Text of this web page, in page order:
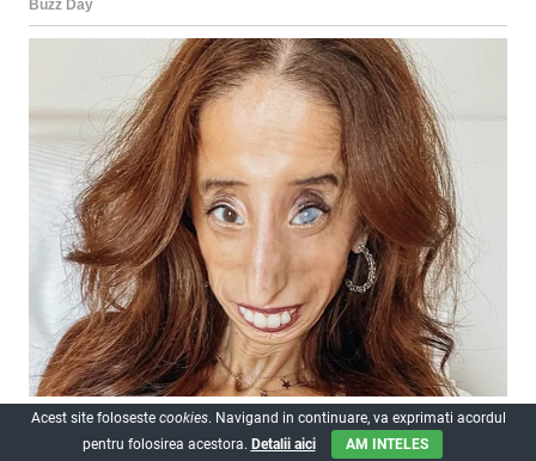
Acest site foloseste cookies. Navigand in continuare, va exprimati acordul
pentru folosirea acestora. Detalii aici AM INTELES